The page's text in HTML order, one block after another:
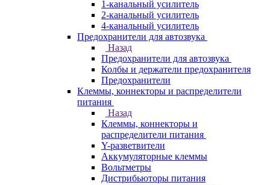
1-канальный усилитель
2-канальный усилитель
4-канальный усилитель
Предохранители для автозвука
Назад
Предохранители для автозвука
Колбы и держатели предохранителя
Предохранители
Клеммы, коннекторы и распределители
питания
Назад
Клеммы, коннекторы и
распределители питания
Y-разветвители
Аккумуляторные клеммы
Вольтметры
Дистрибьюторы питания